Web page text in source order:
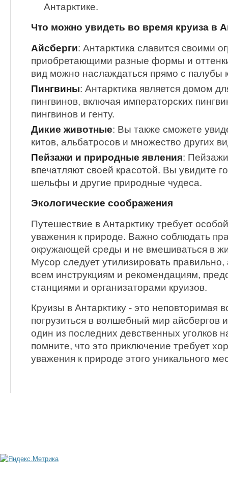
Антарктике.
Что можно увидеть во время круиза в
Айсберги: Антарктика славится своими
приобретающими разные формы и
вид можно наслаждаться прямо с палубы
Пингвины: Антарктика является домом
пингвинов, включая императорских
пингвинов и генту.
Дикие животные: Вы также сможете
китов, альбатросов и множество других
Пейзажи и природные явления:
впечатляют своей красотой. Вы увидите
шельфы и другие природные чудеса.
Экологические соображения
Путешествие в Антарктику требует
уважения к природе. Важно соблюдать
окружающей среды и не вмешиваться в
Мусор следует утилизировать правильно,
всем инструкциям и рекомендациям,
станциями и организаторами круизов.
Круизы в Антарктику - это неповторимая
погрузиться в волшебный мир айсбергов
один из последних девственных уголков
помните, что это приключение требует
уважения к природе этого уникального